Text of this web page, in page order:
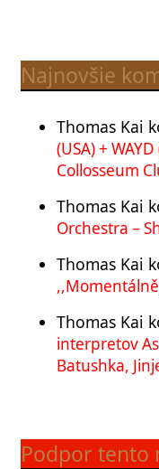
Najnovšie
Thomas Kai
(USA) +
Collosseum
Thomas Kai
Orchestra –
Thomas Kai
Thomas Kai
interpretov
Batushka,
Podpor tento